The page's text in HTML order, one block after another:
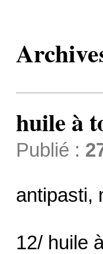
huile à
Publié :
antipasti,
12/ huile